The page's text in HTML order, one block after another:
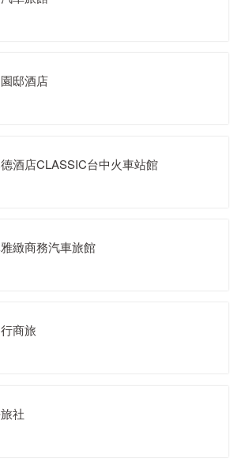
邸酒店
酒店CLASSIC台中火車站館
緻商務汽車旅館
商旅
社